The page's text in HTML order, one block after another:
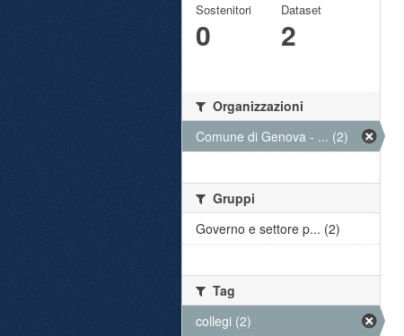
Sostenitori
0
Dataset
2
Organizzazioni
Comune di Genova - ... (2)
Gruppi
Governo e settore p... (2)
Tag
collegi (2)